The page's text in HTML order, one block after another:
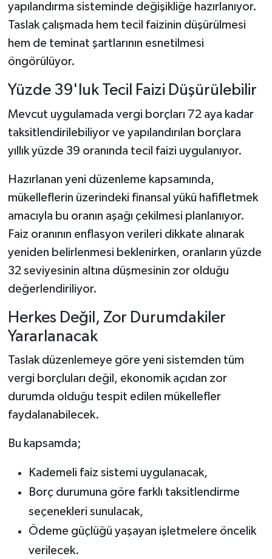
yapılandırma sisteminde değişikliğe hazırlanıyor.
Taslak çalışmada hem tecil faizinin düşürülmesi
hem de teminat şartlarının esnetilmesi
öngörülüyor.
Yüzde 39'luk Tecil Faizi Düşürülebilir
Mevcut uygulamada vergi borçları 72 aya kadar
taksitlendirilebiliyor ve yapılandırılan borçlara
yıllık yüzde 39 oranında tecil faizi uygulanıyor.
Hazırlanan yeni düzenleme kapsamında,
mükelleflerin üzerindeki finansal yükü hafifletmek
amacıyla bu oranın aşağı çekilmesi planlanıyor.
Faiz oranının enflasyon verileri dikkate alınarak
yeniden belirlenmesi beklenirken, oranların yüzde
32 seviyesinin altına düşmesinin zor olduğu
değerlendiriliyor.
Herkes Değil, Zor Durumdakiler
Yararlanacak
Taslak düzenlemeye göre yeni sistemden tüm
vergi borçluları değil, ekonomik açıdan zor
durumda olduğu tespit edilen mükellefler
faydalanabilecek.
Bu kapsamda;
Kademeli faiz sistemi uygulanacak,
Borç durumuna göre farklı taksitlendirme
seçenekleri sunulacak,
Ödeme güçlüğü yaşayan işletmelere öncelik
verilecek.